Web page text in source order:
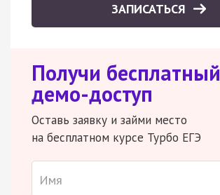
ЗАПИСАТЬСЯ
Получи бесплатный
демо-доступ
Оставь заявку и займи место
на бесплатном курсе Турбо ЕГЭ